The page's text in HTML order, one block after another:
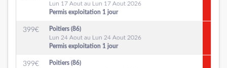
Lun 17 Aout au Lun 17 Aout 2026
Permis exploitation 1 jour
399€
Poitiers (86)
Lun 24 Aout au Lun 24 Aout 2026
Permis exploitation 1 jour
399€
Poitiers (86)